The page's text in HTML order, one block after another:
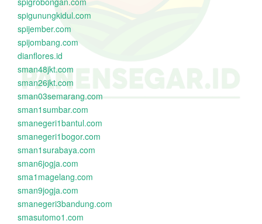
spigunungkidul.com
spijember.com
spijombang.com
dianflores.id
sman48jkt.com
sman26jkt.com
sman03semarang.com
sman1sumbar.com
smanegeri1bantul.com
smanegeri1bogor.com
sman1surabaya.com
sman6jogja.com
sma1magelang.com
sman9jogja.com
smanegeri3bandung.com
smasutomo1.com